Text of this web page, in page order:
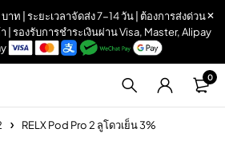
ท | ระยะเวลาจัดส่ง 7-14 วัน | ต้องการส่งด่วน
รองรับการชำระเงินผ่าน Visa, Master, Alipay
0
RELX Pod Pro 2 ลูโดวเย็น 3%